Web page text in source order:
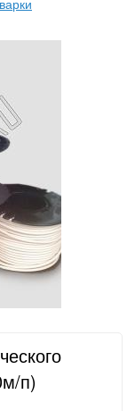
п)